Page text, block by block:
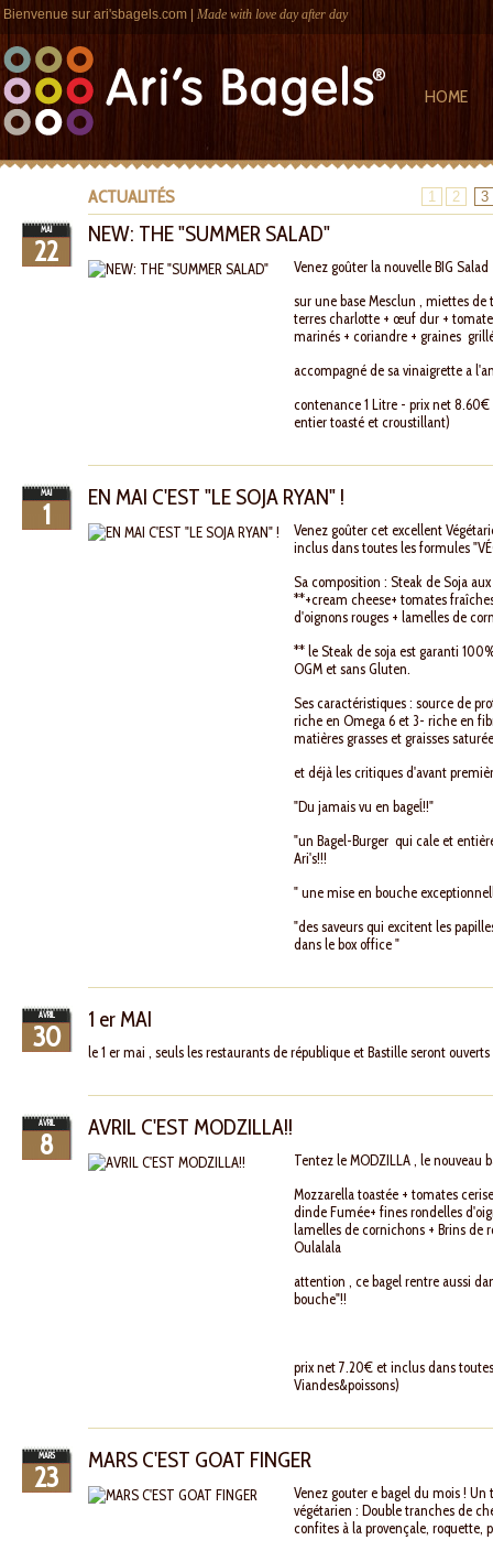
Bienvenue sur ari'sbagels.com| Made with love day after day
HOME
ACTUALITÉS 1 2 3
MAI
22
NEW: THE "SUMMER SALAD"
Venez goûter la nouvelle BIG
sur une base Mesclun , miettes de
terres charlotte + œuf dur +
marinés + coriandre + graines
accompagné de sa vinaigrette a
contenance 1 Litre - prix net 8.60€
entier toasté et croustillant)
MAI
1
EN MAI C'EST "LE SOJA RYAN" !
Venez goûter cet excellent
inclus dans toutes les formules
Sa composition : Steak de Soja
**+cream cheese+ tomates
d'oignons rouges + lamelles de
** le Steak de soja est garanti
OGM et sans Gluten.
Ses caractéristiques : source de
riche en Omega 6 et 3- riche en
matières grasses et graisses
et déjà les critiques d'avant
"Du jamais vu en bageĺ!!"
"un Bagel-Burger qui cale et
Ari's!!!
" une mise en bouche
"des saveurs qui excitent les
dans le box office "
AVRIL
30
1 er MAI
le 1 er mai , seuls les restaurants de république et Bastille seront
AVRIL
8
AVRIL C'EST MODZILLA!!
Tentez le MODZILLA , le nouveau
Mozzarella toastée + tomates
dinde Fumée+ fines rondelles
lamelles de cornichons + Brins de
Oulalala
attention , ce bagel rentre aussi
bouche"!!
prix net 7.20€ et inclus dans
Viandes&poissons)
MARS
23
MARS C'EST GOAT FINGER
Venez gouter e bagel du mois ! Un
végétarien : Double tranches de
confites à la provençale, roquette,